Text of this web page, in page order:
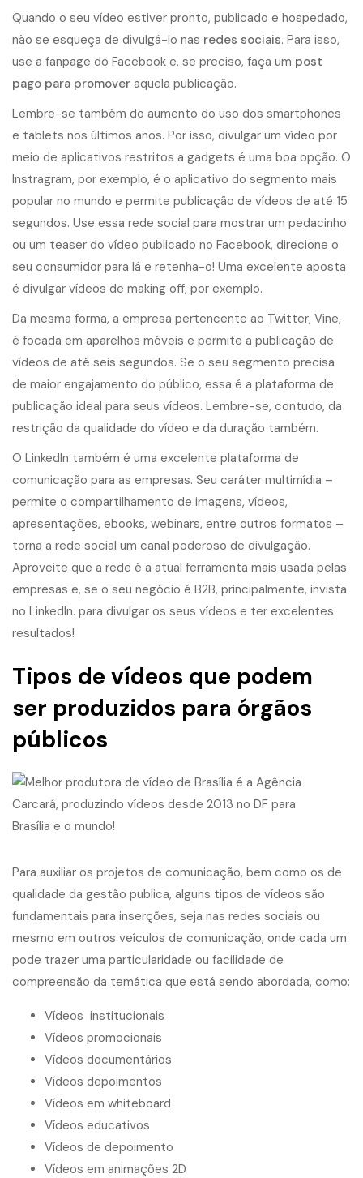
Quando o seu vídeo estiver pronto, publicado e hospedado,
não se esqueça de divulgá-lo nas redes sociais. Para isso,
use a fanpage do Facebook e, se preciso, faça um post
pago para promover aquela publicação.
Lembre-se também do aumento do uso dos smartphones
e tablets nos últimos anos. Por isso, divulgar um vídeo por
meio de aplicativos restritos a gadgets é uma boa opção. O
Instragram, por exemplo, é o aplicativo do segmento mais
popular no mundo e permite publicação de vídeos de até 15
segundos. Use essa rede social para mostrar um pedacinho
ou um teaser do vídeo publicado no Facebook, direcione o
seu consumidor para lá e retenha-o! Uma excelente aposta
é divulgar vídeos de making off, por exemplo.
Da mesma forma, a empresa pertencente ao Twitter, Vine,
é focada em aparelhos móveis e permite a publicação de
vídeos de até seis segundos. Se o seu segmento precisa
de maior engajamento do público, essa é a plataforma de
publicação ideal para seus vídeos. Lembre-se, contudo, da
restrição da qualidade do vídeo e da duração também.
O LinkedIn também é uma excelente plataforma de
comunicação para as empresas. Seu caráter multimídia –
permite o compartilhamento de imagens, vídeos,
apresentações, ebooks, webinars, entre outros formatos –
torna a rede social um canal poderoso de divulgação.
Aproveite que a rede é a atual ferramenta mais usada pelas
empresas e, se o seu negócio é B2B, principalmente, invista
no LinkedIn. para divulgar os seus vídeos e ter excelentes
resultados!
Tipos de vídeos que podem
ser produzidos para órgãos
públicos
Para auxiliar os projetos de comunicação, bem como os de
qualidade da gestão publica, alguns tipos de vídeos são
fundamentais para inserções, seja nas redes sociais ou
mesmo em outros veículos de comunicação, onde cada um
pode trazer uma particularidade ou facilidade de
compreensão da temática que está sendo abordada, como:
Vídeos institucionais
Vídeos promocionais
Vídeos documentários
Vídeos depoimentos
Vídeos em whiteboard
Vídeos educativos
Vídeos de depoimento
Vídeos em animações 2D